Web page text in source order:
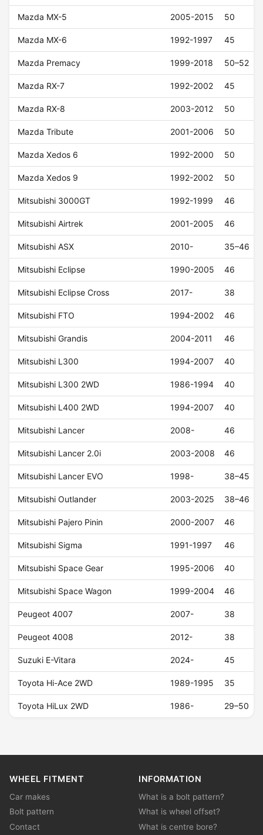
Mazda MX-5 2005-2015 50
Mazda MX-6 1992-1997 45
Mazda Premacy 1999-2018 50–52
Mazda RX-7 1992-2002 45
Mazda RX-8 2003-2012 50
Mazda Tribute 2001-2006 50
Mazda Xedos 6 1992-2000 50
Mazda Xedos 9 1992-2002 50
Mitsubishi 3000GT 1992-1999 46
Mitsubishi Airtrek 2001-2005 46
Mitsubishi ASX 2010- 35–46
Mitsubishi Eclipse 1990-2005 46
Mitsubishi Eclipse Cross 2017- 38
Mitsubishi FTO 1994-2002 46
Mitsubishi Grandis 2004-2011 46
Mitsubishi L300 1994-2007 40
Mitsubishi L300 2WD 1986-1994 40
Mitsubishi L400 2WD 1994-2007 40
Mitsubishi Lancer 2008- 46
Mitsubishi Lancer 2.0i 2003-2008 46
Mitsubishi Lancer EVO 1998- 38–45
Mitsubishi Outlander 2003-2025 38–46
Mitsubishi Pajero Pinin 2000-2007 46
Mitsubishi Sigma 1991-1997 46
Mitsubishi Space Gear 1995-2006 40
Mitsubishi Space Wagon 1999-2004 46
Peugeot 4007 2007- 38
Peugeot 4008 2012- 38
Suzuki E-Vitara 2024- 45
Toyota Hi-Ace 2WD 1989-1995 35
Toyota HiLux 2WD 1986- 29–50
WHEEL FITMENT
Car makes
Bolt pattern
Contact
INFORMATION
What is a bolt pattern?
What is wheel offset?
What is centre bore?